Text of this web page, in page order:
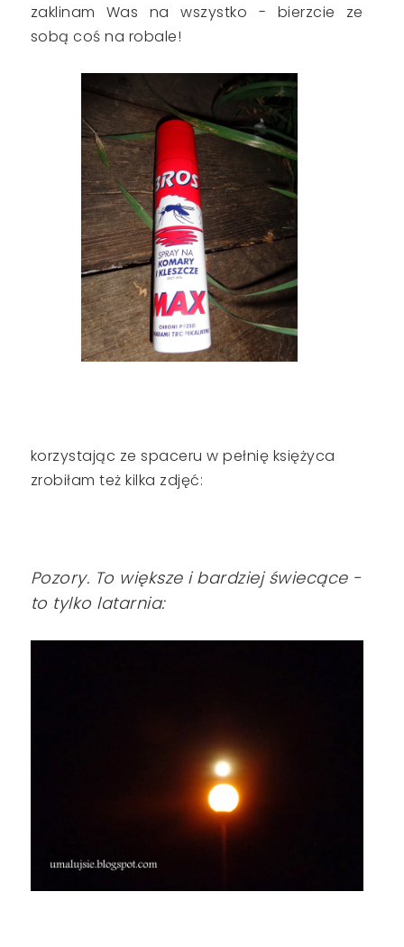
zaklinam Was na wszystko - bierzcie ze
sobą coś na robale!
korzystając ze spaceru w pełnię księżyca
zrobiłam też kilka zdjęć:
Pozory. To większe i bardziej świecące -
to tylko latarnia: